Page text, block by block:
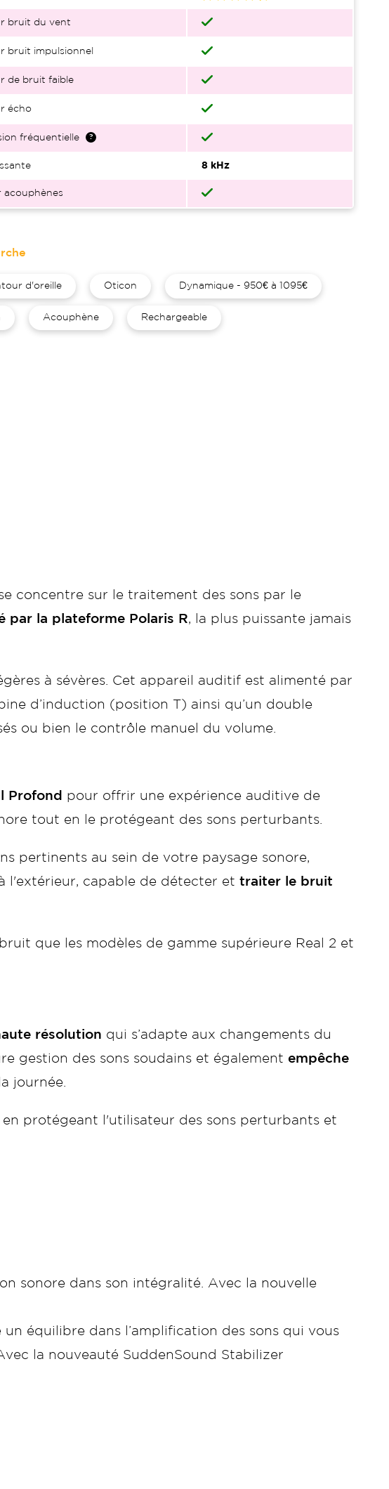
bruit du vent
bruit impulsionnel
de bruit faible
écho
fréquentielle
8 kHz
acouphènes
d'oreille Oticon Dynamique - 950€ à 1095€
Acouphène Rechargeable
concentre sur le traitement des sons par le
par la plateforme Polaris R, la plus puissante jamais
à sévères. Cet appareil auditif est alimenté par
d’induction (position T) ainsi qu’un double
ou bien le contrôle manuel du volume.
Profond
pour offrir une expérience auditive de
tout en le protégeant des sons perturbants.
pertinents au sein de votre paysage sonore,
l'extérieur, capable de détecter et traiter le bruit
que les modèles de gamme supérieure Real 2 et
résolution qui s’adapte aux changements du
gestion des sons soudains et également empêche
journée.
protégeant l'utilisateur des sons perturbants et
sonore dans son intégralité. Avec la nouvelle
équilibre dans l’amplification des sons qui vous
la nouveauté SuddenSound Stabilizer